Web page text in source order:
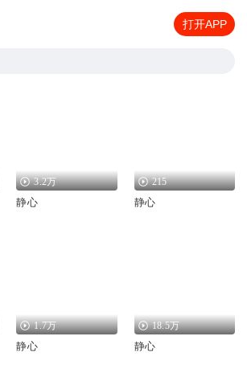
打开APP
3.2万
静心
215
静心
1.7万
静心
18.5万
静心